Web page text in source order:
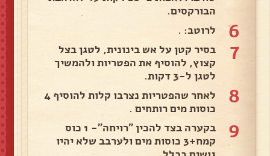
הבורקסים.
6 לרוטב: .
7
בסיר קטן על אש בינונית, לטגן בצל
קצוץ, להוסיף את הפטריות ולהמשיך
לטגן ל-3 דקות.
8
לאחר שהפטריות נצרבו קלות להוסיף 4
כוסות מים רותחים .
9
בקערה בצד להכין "רויחה"- 1 כוס
קמח+3 כוסות מים ולערבב שלא יהיו